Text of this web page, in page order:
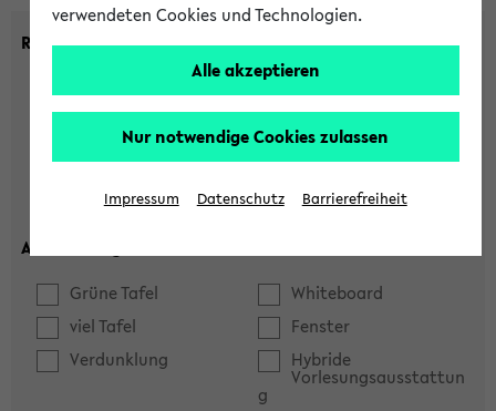
Raumkriterien:
max. Plätze:
Ausstattung:
Grüne Tafel
Whiteboard
viel Tafel
Fenster
Verdunklung
Hybride
Vorlesungsausstattun
g
verwendeten Cookies und Technologien.
Alle akzeptieren
Nur notwendige Cookies zulassen
Impressum Datenschutz Barrierefreiheit